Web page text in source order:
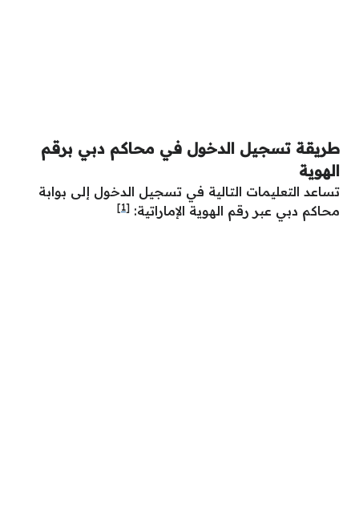
طريقة تسجيل الدخول في محاكم دبي برقم
الهوية
تساعد التعليمات التالية في تسجيل الدخول إلى بوابة
محاكم دبي عبر رقم الهوية الإماراتية: [1]